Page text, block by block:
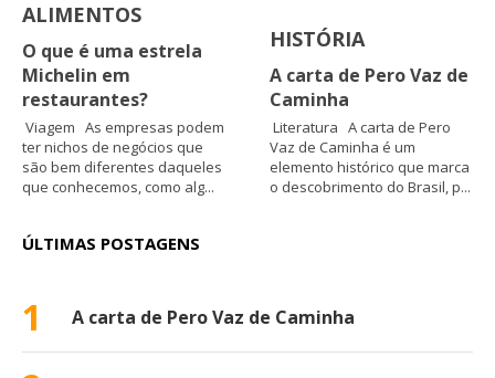
ALIMENTOS
O que é uma estrela
Michelin em
restaurantes?
Viagem As empresas podem
ter nichos de negócios que
são bem diferentes daqueles
que conhecemos, como alg...
HISTÓRIA
A carta de Pero Vaz de
Caminha
Literatura A carta de Pero
Vaz de Caminha é um
elemento histórico que marca
o descobrimento do Brasil, p...
ÚLTIMAS POSTAGENS
1 A carta de Pero Vaz de Caminha